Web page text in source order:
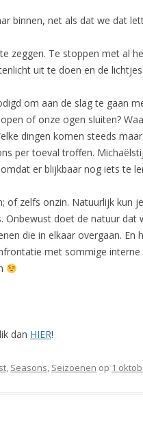
binnen, net als dat we dat
zeggen. Te stoppen met al
uit te doen en de
om aan de slag te gaan
of onze ogen sluiten?
dingen komen steeds
per toeval troffen.
er blijkbaar nog iets te
of zelfs onzin. Natuurlijk kun
Onbewust doet de natuur dat
die in elkaar overgaan. En
met sommige interne
dan HIER!
, Seasons, Seizoenen op 1